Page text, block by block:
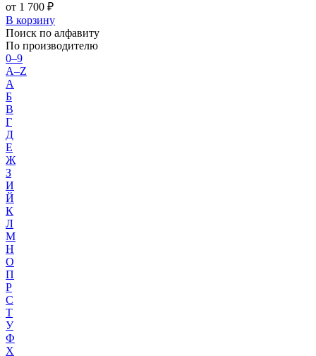
от 1 700 ₽
В корзину
Поиск по алфавиту
По производителю
0–9
A–Z
А
Б
В
Г
Д
Е
Ж
З
И
Й
К
Л
М
Н
О
П
Р
С
Т
У
Ф
Х